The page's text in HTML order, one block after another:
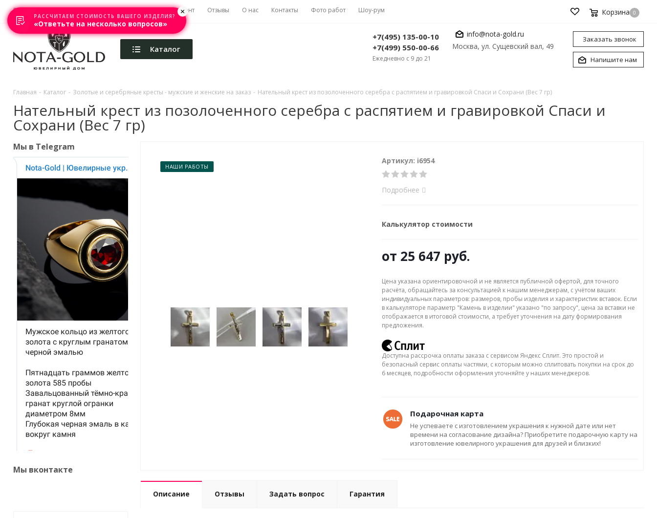
Главная Акции Каталоги Изготовление Ремонт Отзывы О нас Контакты Фото работ Шоу-рум Корзина 0
Каталог
+7(495) 135-00-10
+7(499) 550-00-66
Ежедневно с 9 до 21
info@nota-gold.ru
Москва, ул. Сущевский вал, 49
Заказать звонок
Напишите нам
Главная - Каталог - Золотые и серебряные кресты - мужские и женские на заказ - Нательный крест из позолоченного серебра с распятием и гравировкой Спаси и Сохрани (Вес 7 гр)
Нательный крест из позолоченного серебра с распятием и гравировкой Спаси и
Сохрани (Вес 7 гр)
НАШИ РАБОТЫ
Артикул: i6954
Подробнее
Калькулятор стоимости
от 25 647 руб.
Цена указана ориентировочной и не является публичной офертой, для точного
расчёта, обращайтесь за консультацией к нашим менеджерам, с учётом ваших
индивидуальных параметров: размеров, пробы изделия и характеристик вставок. Если
в калькуляторе параметр "Камень в изделии" указано "по запросу", цена за вставки не
отображается в итоговой стоимости, а требует уточнения на дату формирования
предложения.
Доступна рассрочка оплаты заказа с сервисом Яндекс Сплит. Это простой и
безопасный сервис оплаты частями, с которым можно сплитовать покупки на срок до
6 месяцев, подробности оформления уточняйте у наших менеджеров.
Подарочная карта
Не успеваете с изготовлением украшения к нужной дате или нет
времени на согласование дизайна? Приобретите подарочную карту на
изготовление ювелирного украшения для друзей и близких!
Описание Отзывы Задать вопрос Гарантия
Мы в Telegram
Мы вконтакте
РАССЧИТАЕМ СТОИМОСТЬ ВАШЕГО ИЗДЕЛИЯ?
«Ответьте на несколько вопросов»